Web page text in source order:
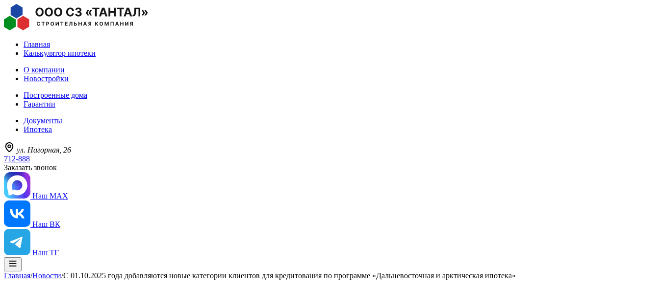
Главная
Калькулятор ипотеки
О компании
Новостройки
Построенные дома
Гарантии
Документы
Ипотека
ул. Нагорная, 26
712-888
Заказать звонок
Наш MAX
Наш ВК
Наш ТГ
Главная/Новости/С 01.10.2025 года добавляются новые категории клиентов для кредитования по программе «Дальневосточная и арктическая ипотека»